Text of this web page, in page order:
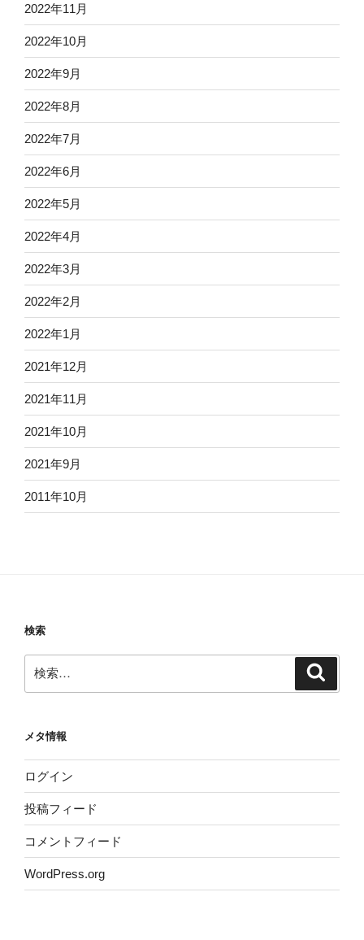
2022年11月
2022年10月
2022年9月
2022年8月
2022年7月
2022年6月
2022年5月
2022年4月
2022年3月
2022年2月
2022年1月
2021年12月
2021年11月
2021年10月
2021年9月
2011年10月
検索
索:
メタ情報
ログイン
投稿フィード
コメントフィード
WordPress.org